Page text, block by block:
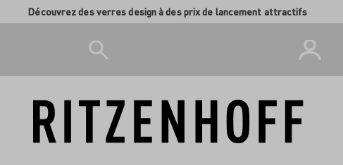
Découvrez des verres design à des prix de lancement attractifs